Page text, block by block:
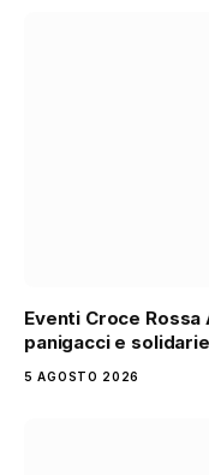
Eventi Croce
panigacci e
5 AGOSTO 2026